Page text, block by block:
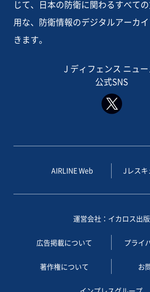
じて、日本の防衛に関わるすべて
用な、防衛情報のデジタルアーカ
きます。
J ディフェンス ニュー
公式SNS
AIRLINE Web Jレスキ
運営会社：イカロス出版
広告掲載について プライ
著作権について お